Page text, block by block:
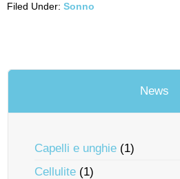
Filed Under: Sonno
News
Capelli e unghie (1)
Cellulite (1)